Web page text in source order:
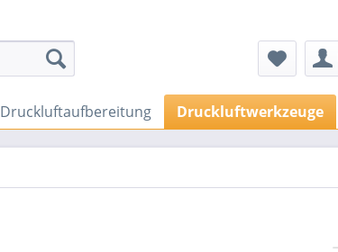
Druckluftaufbereitung Druckluftwerkzeuge